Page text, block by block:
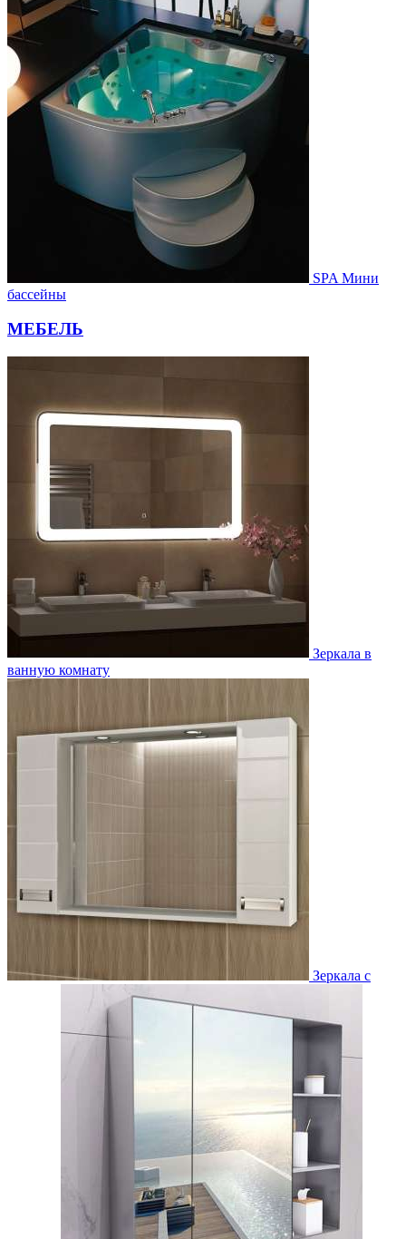
SPA Мини
бассейны
МЕБЕЛЬ
Зеркала в
ванную комнату
Зеркала с